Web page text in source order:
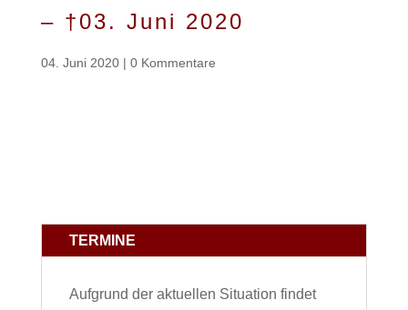
– †03. Juni 2020
04. Juni 2020| 0 Kommentare
TERMINE
Aufgrund der aktuellen Situation findet